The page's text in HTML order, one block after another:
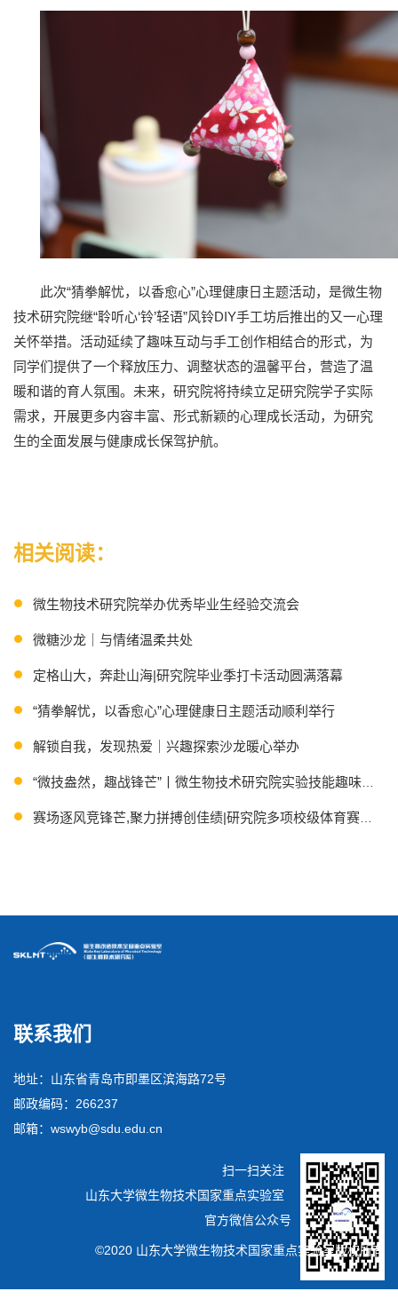
此次“猜拳解忧，以香愈心”心理健康日主题活动，是微生物
技术研究院继“聆听心‘铃’轻语”风铃DIY手工坊后推出的又一心理
关怀举措。活动延续了趣味互动与手工创作相结合的形式，为
同学们提供了一个释放压力、调整状态的温馨平台，营造了温
暖和谐的育人氛围。未来，研究院将持续立足研究院学子实际
需求，开展更多内容丰富、形式新颖的心理成长活动，为研究
生的全面发展与健康成长保驾护航。
相关阅读：
微生物技术研究院举办优秀毕业生经验交流会
微糖沙龙｜与情绪温柔共处
定格山大，奔赴山海|研究院毕业季打卡活动圆满落幕
“猜拳解忧，以香愈心”心理健康日主题活动顺利举行
解锁自我，发现热爱｜兴趣探索沙龙暖心举办
“微技盎然，趣战锋芒”丨微生物技术研究院实验技能趣味竞赛
赛场逐风竞锋芒,聚力拼搏创佳绩|研究院多项校级体育赛事捷
联系我们
地址：山东省青岛市即墨区滨海路72号
邮政编码：266237
邮箱：wswyb@sdu.edu.cn
扫一扫关注
山东大学微生物技术国家重点实验室
官方微信公众号
©2020 山东大学微生物技术国家重点实验室版权所有